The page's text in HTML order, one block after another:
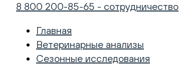
8 800 200-85-65 - сотрудничество
Главная
Ветеринарные анализы
Сезонные исследования